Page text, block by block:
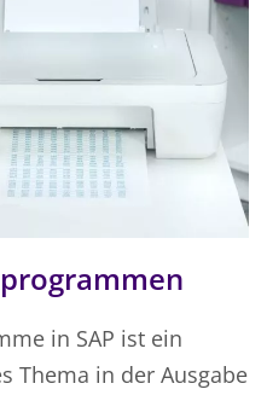
in SAP ist ein
Thema in der Ausgabe